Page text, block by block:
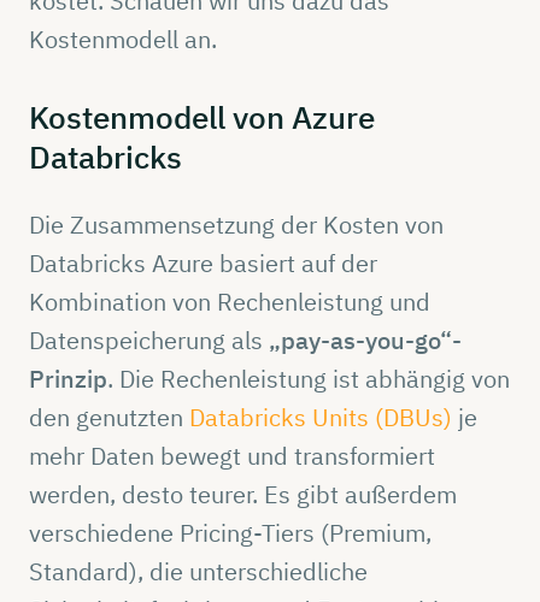
Kostenmodell an.
Kostenmodellvon Azure
Databricks
Die Zusammensetzung der Kosten von
Databricks Azure basiert auf der
Kombination von Rechenleistung und
Datenspeicherung als „pay-as-you-go“-
Prinzip. Die Rechenleistung ist abhängig von
den genutzten Databricks Units (DBUs) je
mehr Daten bewegt und transformiert
werden, desto teurer. Es gibt außerdem
verschiedene Pricing-Tiers (Premium,
Standard), die unterschiedliche